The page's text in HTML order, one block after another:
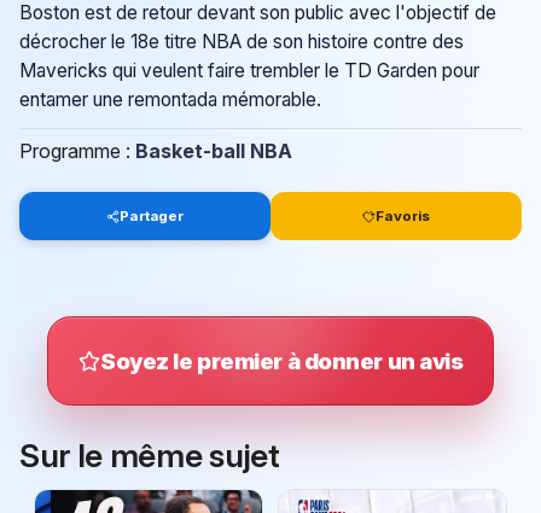
Boston est de retour devant son public avec l'objectif de
décrocher le 18e titre NBA de son histoire contre des
Mavericks qui veulent faire trembler le TD Garden pour
entamer une remontada mémorable.
Programme : Basket-ball NBA
Partager Favoris
Soyez le premier à donner un avis
Sur le même sujet